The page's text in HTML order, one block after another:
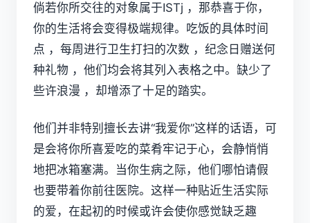
倘若你所交往的对象属于ISTj ，那恭喜于你，
你的生活将会变得极端规律。吃饭的具体时间
点 ，每周进行卫生打扫的次数 ，纪念日赠送何
种礼物 ，他们均会将其列入表格之中。缺少了
些许浪漫 ，却增添了十足的踏实。
他们并非特别擅长去讲“我爱你”这样的话语，可
是会将你所喜爱吃的菜肴牢记于心，会静悄悄
地把冰箱塞满。当你生病之际，他们哪怕请假
也要带着你前往医院。这样一种贴近生活实际
的爱，在起初的时候或许会使你感觉缺乏趣